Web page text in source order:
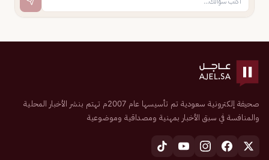
صحيفة إلكترونية سعودية تم تأسيسها عام 2007م تهتم بنشر الأخبار المحلية
والمنافسة في سبق الأخبار بمهنية ومصداقية وموضوعية